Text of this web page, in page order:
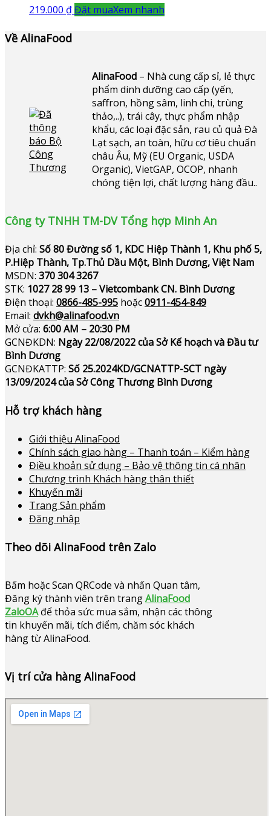
219.000 ₫Đặt muaXem nhanh
Về AlinaFood
AlinaFood– Nhà cung cấp sỉ, lẻ thực
phẩm dinh dưỡng cao cấp (yến,
saffron, hồng sâm, linh chi, trùng
thảo,..), trái cây, thực phẩm nhập
khẩu, các loại đặc sản, rau củ quả Đà
Lạt sạch, an toàn, hữu cơ tiêu chuẩn
châu Âu, Mỹ (EU Organic, USDA
Organic), VietGAP, OCOP, nhanh
chóng tiện lợi, chất lượng hàng đầu..
Công ty TNHH TM-DV Tổng hợp Minh An
Địa chỉ: Số 80 Đường số 1, KDC Hiệp Thành 1, Khu phố 5,
P.Hiệp Thành, Tp.Thủ Dầu Một, Bình Dương, Việt Nam
MSDN: 370 304 3267
STK: 1027 28 99 13 – Vietcombank CN. Bình Dương
Điện thoại: 0866-485-995 hoặc0911-454-849
Email: dvkh@alinafood.vn
Mở cửa: 6:00 AM – 20:30 PM
GCNĐKDN: Ngày 22/08/2022 của Sở Kế hoạch và Đầu tư
Bình Dương
GCNĐKATTP: Số 25.2024KD/GCNATTP-SCT ngày
13/09/2024 của Sở Công Thương Bình Dương
Hỗ trợ khách hàng
Giới thiệu AlinaFood
Chính sách giao hàng – Thanh toán – Kiểm hàng
Điều khoản sử dụng – Bảo vệ thông tin cá nhân
Chương trình Khách hàng thân thiết
Khuyến mãi
Trang Sản phẩm
Đăng nhập
Theo dõi AlinaFood trên Zalo
Bấm hoặcScan QRCode và nhấn Quan tâm,
Đăng ký thành viên trên trangAlinaFood
ZaloOAđể thỏa sức mua sắm, nhận các thông
tin khuyến mãi, tích điểm, chăm sóc khách
hàng từ AlinaFood.
Vị trí cửa hàng AlinaFood